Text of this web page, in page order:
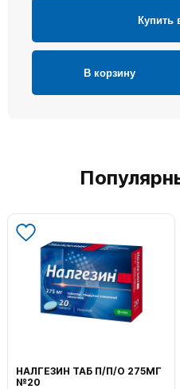
Купить
В корзину
НАЛГЕЗИН ТАБ П/П/О 275МГ
№20